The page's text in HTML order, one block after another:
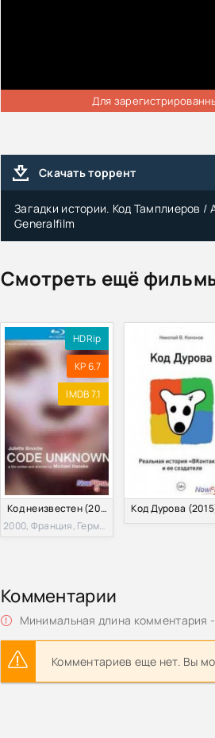
Для
Скачать торрент
Загадки истории. Код Тамплиеров
Generalfilm
Смотреть ещё
HDRip
KP 6.7
IMDB 7.1
Код неизвестен (2000)
2000, Франция, Германия, Румыния
Код Дурова
Комментарии
Минимальная длина комментария -
Комментариев еще нет. Вы